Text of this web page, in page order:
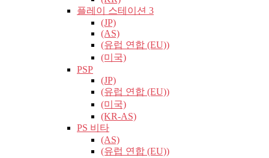
플레이 스테이션 3
(JP)
(AS)
(유럽​​ 연합 (EU))
(미국)
PSP
(JP)
(유럽​​ 연합 (EU))
(미국)
(KR-AS)
PS 비타
(AS)
(유럽​​ 연합 (EU))